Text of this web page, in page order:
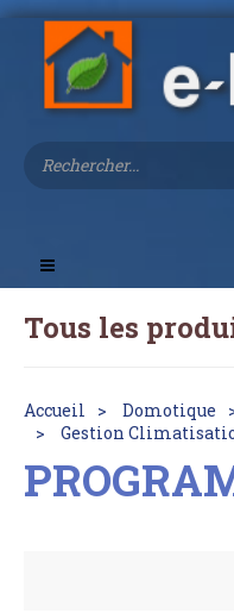
Toggle
navigation
Tous les
Accueil Domotique
Gestion